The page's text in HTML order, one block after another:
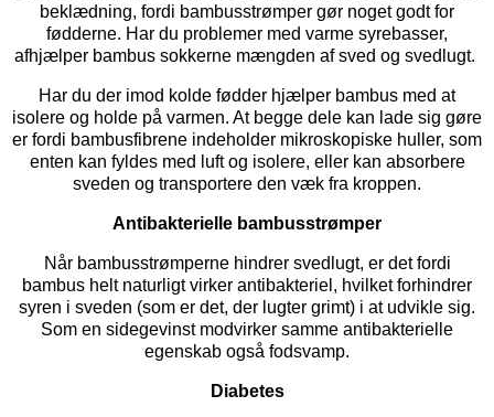
beklædning, fordi bambusstrømper gør noget godt for
fødderne. Har du problemer med varme syrebasser,
afhjælper bambus sokkerne mængden af sved og svedlugt.
Har du der imod kolde fødder hjælper bambus med at
isolere og holde på varmen. At begge dele kan lade sig gøre
er fordi bambusfibrene indeholder mikroskopiske huller, som
enten kan fyldes med luft og isolere, eller kan absorbere
sveden og transportere den væk fra kroppen.
Antibakterielle bambusstrømper
Når bambusstrømperne hindrer svedlugt, er det fordi
bambus helt naturligt virker antibakteriel, hvilket forhindrer
syren i sveden (som er det, der lugter grimt) i at udvikle sig.
Som en sidegevinst modvirker samme antibakterielle
egenskab også fodsvamp.
Diabetes